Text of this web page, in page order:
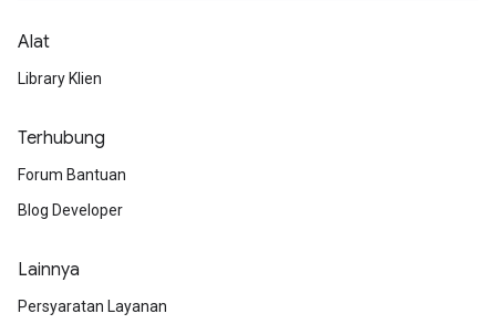
Alat
Library Klien
Terhubung
Forum Bantuan
Blog Developer
Lainnya
Persyaratan Layanan